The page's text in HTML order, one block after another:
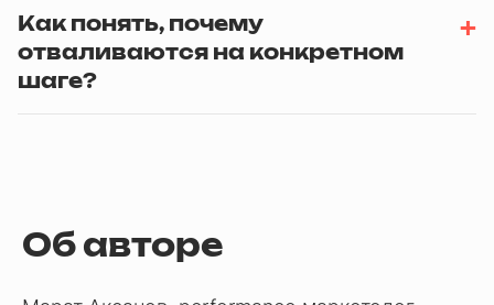
Как понять, почему
отваливаются на конкретном
шаге?
Об авторе